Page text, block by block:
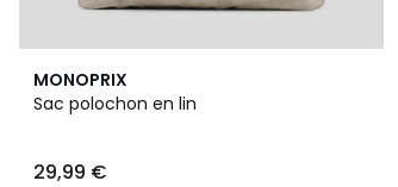
MONOPRIX
Sac polochon en lin
29,99 €